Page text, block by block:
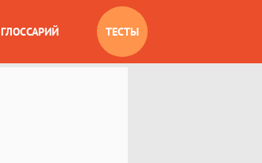
ГЛОССАРИЙ ТЕСТЫ